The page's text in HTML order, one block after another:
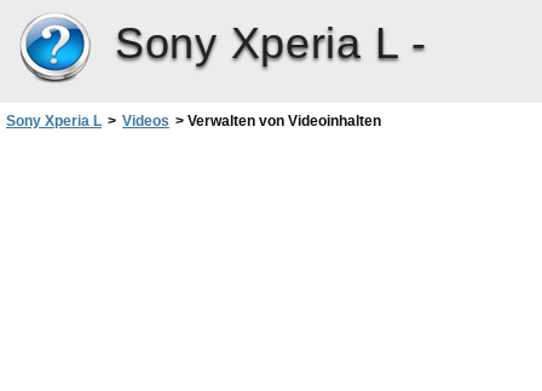
Sony Xperia L -
Sony Xperia L > Videos > Verwalten von Videoinhalten